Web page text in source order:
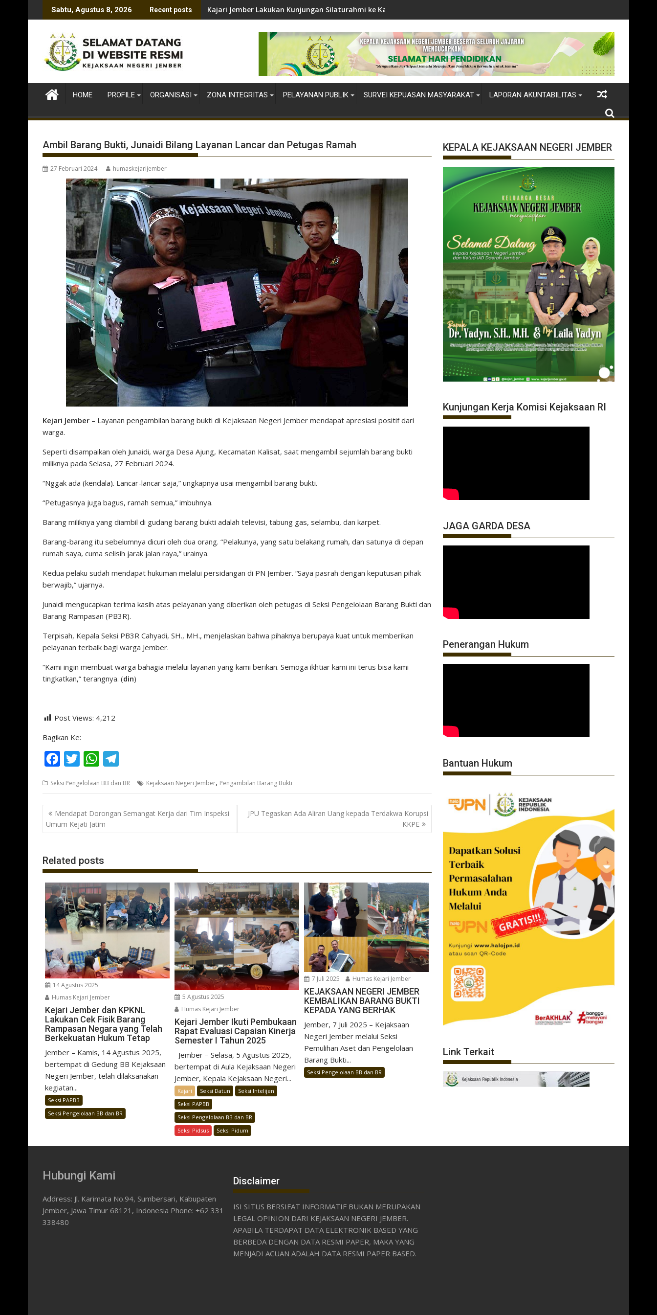
to
Sabtu, Agustus 8, 2026 Recent posts Kajari Jember Lakukan Kunjungan Silaturahmi ke Kapolres Jember
HOME PROFILE ORGANISASI ZONA INTEGRITAS PELAYANAN PUBLIK SURVEI KEPUASAN MASYARAKAT LAPORAN AKUNTABILITAS
Ambil Barang Bukti, Junaidi Bilang Layanan Lancar dan Petugas Ramah
27 Februari 2024 humaskejarijember
Kejari Jember – Layanan pengambilan barang bukti di Kejaksaan Negeri Jember mendapat apresiasi positif dari
warga.
Seperti disampaikan oleh Junaidi, warga Desa Ajung, Kecamatan Kalisat, saat mengambil sejumlah barang bukti
miliknya pada Selasa, 27 Februari 2024.
“Nggak ada (kendala). Lancar-lancar saja,” ungkapnya usai mengambil barang bukti.
“Petugasnya juga bagus, ramah semua,” imbuhnya.
Barang miliknya yang diambil di gudang barang bukti adalah televisi, tabung gas, selambu, dan karpet.
Barang-barang itu sebelumnya dicuri oleh dua orang. “Pelakunya, yang satu belakang rumah, dan satunya di depan
rumah saya, cuma selisih jarak jalan raya,” urainya.
Kedua pelaku sudah mendapat hukuman melalui persidangan di PN Jember. “Saya pasrah dengan keputusan pihak
berwajib,” ujarnya.
Junaidi mengucapkan terima kasih atas pelayanan yang diberikan oleh petugas di Seksi Pengelolaan Barang Bukti dan
Barang Rampasan (PB3R).
Terpisah, Kepala Seksi PB3R Cahyadi, SH., MH., menjelaskan bahwa pihaknya berupaya kuat untuk memberikan
pelayanan terbaik bagi warga Jember.
“Kami ingin membuat warga bahagia melalui layanan yang kami berikan. Semoga ikhtiar kami ini terus bisa kami
tingkatkan,” terangnya. (din)
Post Views: 4,212
Bagikan Ke:
F
e
b
o
o
k
T
itt
er
W
at
s
A
p
e
gr
a
m
Seksi Pengelolaan BB dan BR Kejaksaan Negeri Jember, Pengambilan Barang Bukti
Navigasi
pos
Mendapat Dorongan Semangat Kerja dari Tim Inspeksi
Umum Kejati Jatim
JPU Tegaskan Ada Aliran Uang kepada Terdakwa Korupsi
KKPE
Related posts
14 Agustus 2025
Humas Kejari Jember
Kejari Jember dan KPKNL
Lakukan Cek Fisik Barang
Rampasan Negara yang Telah
Berkekuatan Hukum Tetap
Jember – Kamis, 14 Agustus 2025,
bertempat di Gedung BB Kejaksaan
Negeri Jember, telah dilaksanakan
kegiatan...
Seksi PAPBB
Seksi Pengelolaan BB dan BR
5 Agustus 2025
Humas Kejari Jember
Kejari Jember Ikuti Pembukaan
Rapat Evaluasi Capaian Kinerja
Semester I Tahun 2025
Jember – Selasa, 5 Agustus 2025,
bertempat di Aula Kejaksaan Negeri
Jember, Kepala Kejaksaan Negeri...
Kajari Seksi Datun
Seksi Intelijen
Seksi PAPBB
Seksi Pengelolaan BB dan BR
Seksi Pidsus
Seksi Pidum
7 Juli 2025 Humas Kejari Jember
KEJAKSAAN NEGERI JEMBER
KEMBALIKAN BARANG BUKTI
KEPADA YANG BERHAK
Jember, 7 Juli 2025 – Kejaksaan
Negeri Jember melalui Seksi
Pemulihan Aset dan Pengelolaan
Barang Bukti...
Seksi Pengelolaan BB dan BR
KEPALA KEJAKSAAN NEGERI JEMBER
Kunjungan Kerja Komisi Kejaksaan RI
JAGA GARDA DESA
Penerangan Hukum
Bantuan Hukum
Link Terkait
Hubungi Kami
Address: Jl. Karimata No.94, Sumbersari, Kabupaten
Jember, Jawa Timur 68121, Indonesia Phone: +62 331
338480
Disclaimer
ISI SITUS BERSIFAT INFORMATIF BUKAN MERUPAKAN
LEGAL OPINION DARI KEJAKSAAN NEGERI JEMBER.
APABILA TERDAPAT DATA ELEKTRONIK BASED YANG
BERBEDA DENGAN DATA RESMI PAPER, MAKA YANG
MENJADI ACUAN ADALAH DATA RESMI PAPER BASED.